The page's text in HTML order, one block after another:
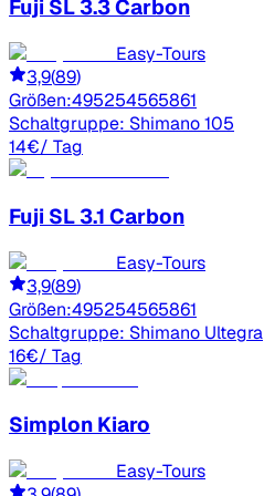
Fuji SL 3.3 Carbon
Easy-Tours
3,9(89)
Größen:495254565861
Schaltgruppe: Shimano 105
14€/ Tag
Fuji SL 3.1 Carbon
Easy-Tours
3,9(89)
Größen:495254565861
Schaltgruppe: Shimano Ultegra
16€/ Tag
Simplon Kiaro
Easy-Tours